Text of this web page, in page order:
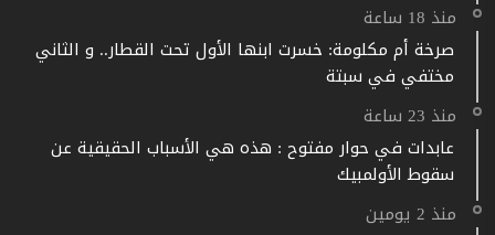
منذ 18 ساعة
صرخة أم مكلومة: خسرت ابنها الأول تحت القطار.. و الثاني
مختفي في سبتة
منذ 23 ساعة
عابدات في حوار مفتوح : هذه هي الأسباب الحقيقية عن
سقوط الأولمبيك
منذ 2 يومين